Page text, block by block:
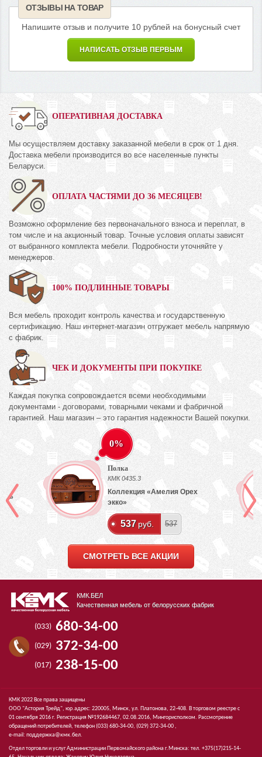
ОТЗЫВЫ НА ТОВАР
Напишите отзыв и получите 10 рублей на бонусный счет
НАПИСАТЬ ОТЗЫВ ПЕРВЫМ
ОПЕРАТИВНАЯ ДОСТАВКА
Мы осуществляем доставку заказанной мебели в срок от 1 дня.
Доставка мебели производится во все населенные пункты
Беларуси.
ОПЛАТА ЧАСТЯМИ ДО 36 МЕСЯЦЕВ!
Возможно оформление без первоначального взноса и переплат, в
том числе и на акционный товар. Точные условия оплаты зависят
от выбранного комплекта мебели. Подробности уточняйте у
менеджеров.
100% ПОДЛИННЫЕ ТОВАРЫ
Вся мебель проходит контроль качества и государственную
сертификацию. Наш интернет-магазин отгружает мебель напрямую
с фабрик.
ЧЕК И ДОКУМЕНТЫ ПРИ ПОКУПКЕ
Каждая покупка сопровождается всеми необходимыми
документами - договорами, товарными чеками и фабричной
гарантией. Наш магазин – это гарантия надежности Вашей покупки.
0%
Полка
КМК 0435.3
Коллекция «Амелия Орех
экко»
537 руб. 537
СМОТРЕТЬ ВСЕ АКЦИИ
КМК.БЕЛ
Качественная мебель от белорусских фабрик
(033) 680-34-00
(029) 372-34-00
(017) 238-15-00
КМК 2022 Все права защищены
ООО "Астория Трейд", юр.адрес: 220005, Минск, ул. Платонова, 22-408. В торговом реестре с
01 сентября 2016 г. Регистрация №192684467, 02.08.2016, Мингорисполком. Рассмотрение
обращений потребителей, телефон(033)680-34-00, (029)372-34-00 ,
e-mail: поддержка@кмк.бел.
Отдел торговли и услуг Администрации Первомайского района г.Минска: тел. +375(17)215-14-